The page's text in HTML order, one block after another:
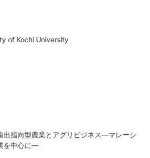
of Kochi University
出指向型農業とアグリビジネス―マレーシ
を中心に―